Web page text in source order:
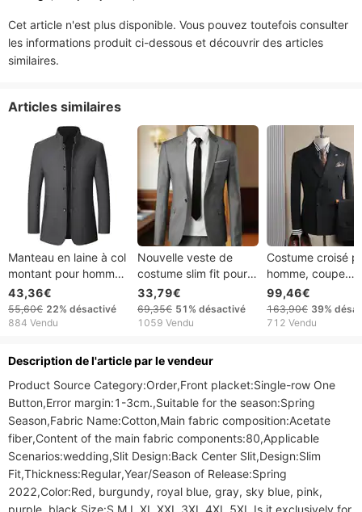
Cet article n'est plus disponible. Vous pouvez toutefois consulter
les informations produit ci-dessous et découvrir des articles
similaires.
Articles similaires
Manteau en laine à col
montant pour homme,
veste décontractée
d'âge moyen, nouvelle
collection automne et
43,36€
55,60€ 22% désactivé
884 Vendu
Nouvelle veste de
costume slim fit pour
homme, collection
2026, idéale pour les
mariages et le
international.
Vêtements tendance
pour le marié et le
commerce extérieur.
33,79€
69,35€ 51% désactivé
1059 Vendu
Costume croisé
homme, coupe
ajustée, tenue de
mariage du marié,
costume élégant
gamme, idéal
occasions
99,46€
163,90€ 39%
712 Vendu
Description de l'article par le vendeur
Product Source Category:Order,Front placket:Single-row One
Button,Error margin:1-3cm.,Suitable for the season:Spring
Season,Fabric Name:Cotton,Main fabric composition:Acetate
fiber,Content of the main fabric components:80,Applicable
Scenarios:wedding,Slit Design:Back Center Slit,Design:Slim
Fit,Thickness:Regular,Year/Season of Release:Spring
2022,Color:Red, burgundy, royal blue, gray, sky blue, pink,
purple, black,Size:S,M,L,XL,XXL,3XL,4XL,5XL,Is it exclusively for